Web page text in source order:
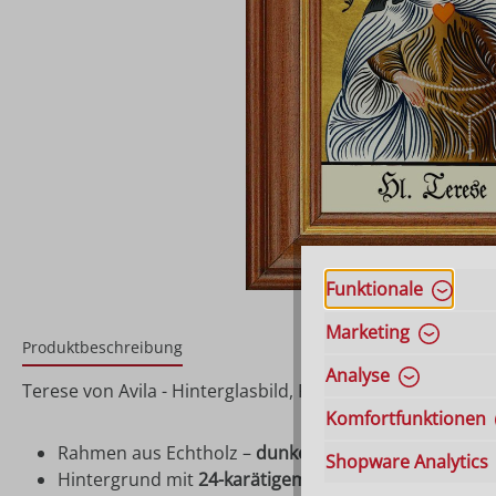
Produktbeschreibung
Terese von Avila - Hinterglasbild, Patronatsbild,
Rahmen aus Echtholz – dunkelbraun gebeizt
Hintergrund mit24-karätigem Blattgold
hinterlegt
Funktionale
Marketing
Analyse
Komfortfunktionen
Shopware Analytics